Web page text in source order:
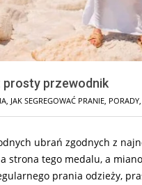
prosty przewodnik
, JAK SEGREGOWAĆ PRANIE, PORADY,
ubrań zgodnych z
strona tego medalu, a
prania odzieży,